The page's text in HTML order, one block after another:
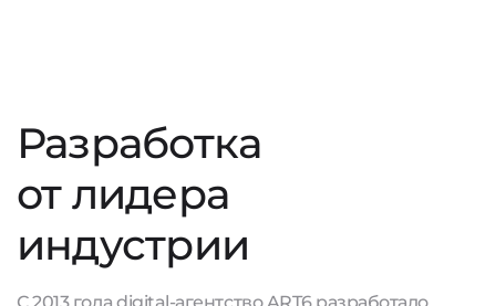
Разработка
от лидера
индустрии